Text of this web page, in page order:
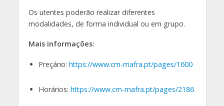
Os utentes poderão realizar diferentes
modalidades, de forma individual ou em grupo.
Mais informações:
Preçário: https://www.cm-mafra.pt/pages/1600
Horários: https://www.cm-mafra.pt/pages/2186